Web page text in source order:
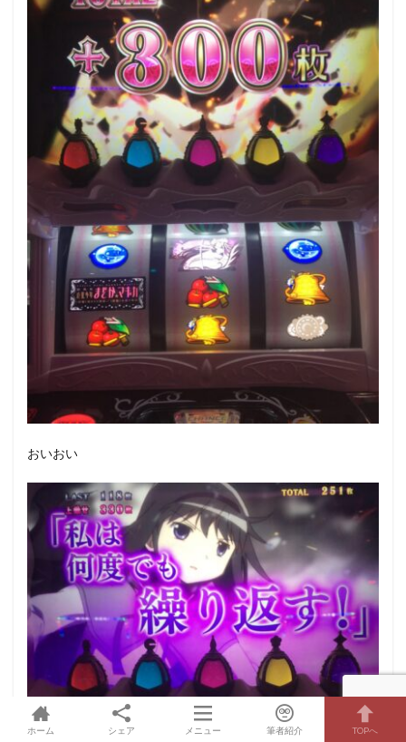
おいおい
ホーム シェア メニュー 筆者紹介 TOPへ